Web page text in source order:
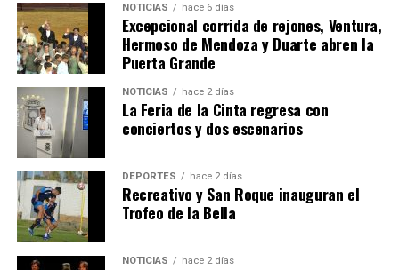
4º DÍA DE LAS FIESTAS COLOMBINAS 2026
hace 1 semana · Huelvatv
NOTICIAS hace 6 días
Excepcional corrida de rejones, Ventura,
Hermoso de Mendoza y Duarte abren la
Puerta Grande
NOTICIAS hace 2 días
La Feria de la Cinta regresa con
conciertos y dos escenarios
DEPORTES hace 2 días
Recreativo y San Roque inauguran el
Trofeo de la Bella
NOTICIAS hace 2 días